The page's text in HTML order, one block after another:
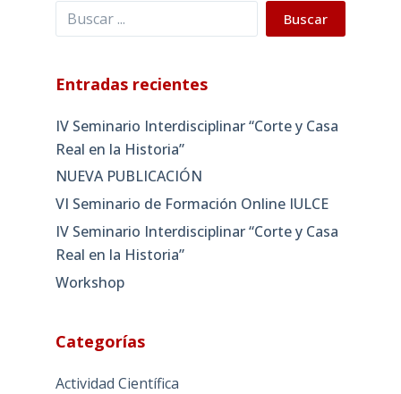
Buscar Buscar
Entradas recientes
IV Seminario Interdisciplinar “Corte y Casa
Real en la Historia”
NUEVA PUBLICACIÓN
VI Seminario de Formación Online IULCE
IV Seminario Interdisciplinar “Corte y Casa
Real en la Historia”
Workshop
Categorías
Actividad Científica